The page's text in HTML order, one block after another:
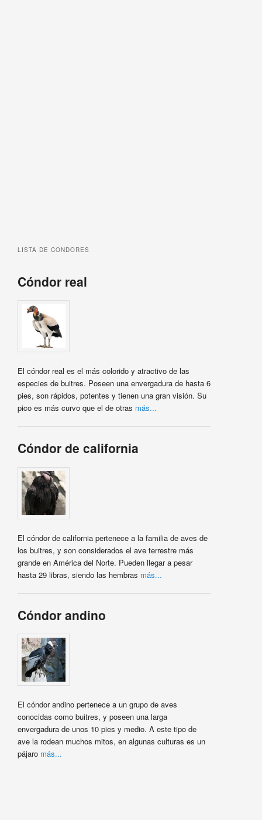
LISTA DE CONDORES
Cóndor real
El cóndor real es el más colorido y atractivo de las
especies de buitres. Poseen una envergadura de hasta 6
pies, son rápidos, potentes y tienen una gran visión. Su
pico es más curvo que el de otras más...
Cóndor de california
El cóndor de california pertenece a la familia de aves de
los buitres, y son considerados el ave terrestre más
grande en América del Norte. Pueden llegar a pesar
hasta 29 libras, siendo las hembras más...
Cóndor andino
El cóndor andino pertenece a un grupo de aves
conocidas como buitres, y poseen una larga
envergadura de unos 10 pies y medio. A este tipo de
ave la rodean muchos mitos, en algunas culturas es un
pájaro más...